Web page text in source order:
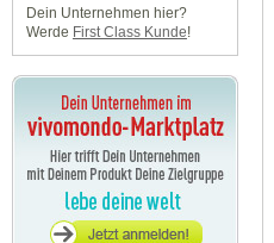
Dein Unternehmen hier?
Werde First Class Kunde!